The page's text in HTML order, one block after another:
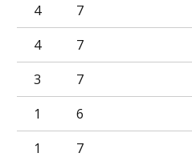
7
4
7
4
7
3
6
1
7
1